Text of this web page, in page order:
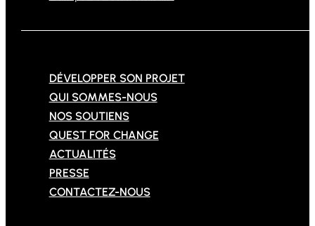
DÉVELOPPER SON PROJET
QUI SOMMES-NOUS
NOS SOUTIENS
QUEST FOR CHANGE
ACTUALITÉS
PRESSE
CONTACTEZ-NOUS